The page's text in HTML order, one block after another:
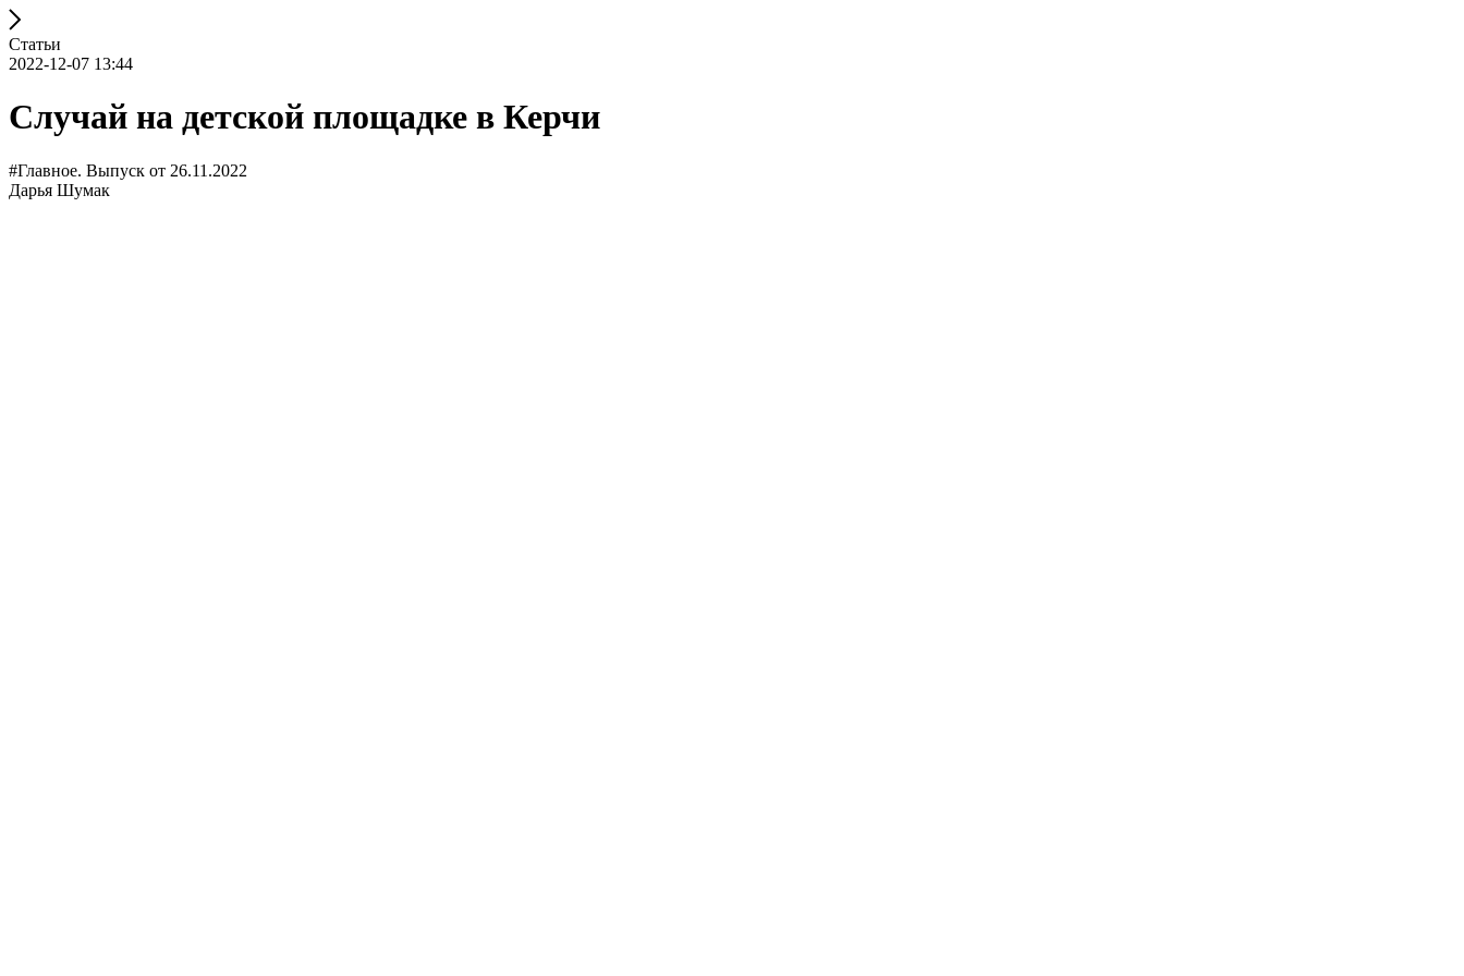
Статьи
2022-12-07 13:44
Случай на детской площадке в Керчи
#Главное. Выпуск от 26.11.2022
Дарья Шумак